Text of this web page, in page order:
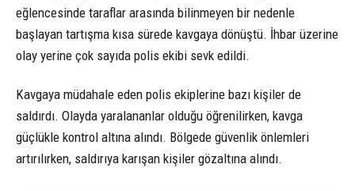
eğlencesinde taraflar arasında bilinmeyen bir nedenle
başlayan tartışma kısa sürede kavgaya dönüştü. İhbar üzerine
olay yerine çok sayıda polis ekibi sevk edildi.
Kavgaya müdahale eden polis ekiplerine bazı kişiler de
saldırdı. Olayda yaralananlar olduğu öğrenilirken, kavga
güçlükle kontrol altına alındı. Bölgede güvenlik önlemleri
artırılırken, saldırıya karışan kişiler gözaltına alındı.